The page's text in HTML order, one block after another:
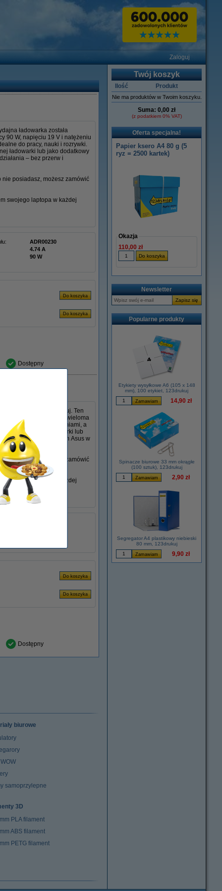
Zaloguj
ładowarka została
90 W, napięciu 19 V i natężeniu
do pracy, nauki i rozrywki.
ładowarki lub jako dodatkowy
– bez przerw i
nie posiadasz, możesz zamówić
swojego laptopa w każdej
ADR00230
4.74 A
90 W
Dostępny
65 W w wersji 123drukuj. Ten
i jest kompatybilny z wieloma
z codziennymi zadaniami, a
oryginalnej ładowarki lub
z zasilaczem sieciowym Asus w
nie posiadasz, możesz zamówić
swojego laptopa w każdej
Dostępny
Twój koszyk
Ilość Produkt
Nie ma produktów w Twoim koszyku.
Suma: 0,00 zł
(z podatkiem 0% VAT)
Oferta specjalna!
Papier ksero A4 80 g (5
ryz = 2500 kartek)
Okazja
110,00 zł
Newsletter
Popularne produkty
Etykiety wysyłkowe A6 (105 x 148
mm), 100 etykiet, 123drukuj
14,90 zł
Spinacze biurowe 33 mm okrągłe
(100 sztuk), 123drukuj
2,90 zł
Segregator A4 plastikowy niebieski
80 mm, 123drukuj
9,90 zł
biurowe
samoprzylepne
3D
PLA filament
ABS filament
PETG filament